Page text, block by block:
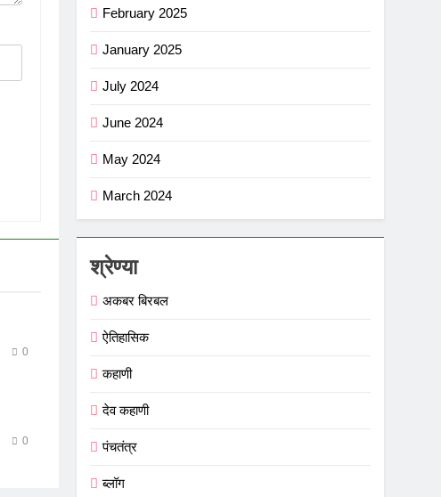
0
0
February 2025
January 2025
July 2024
June 2024
May 2024
March 2024
श्रेण्या
अकबर बिरबल
ऐतिहासिक
कहाणी
देव कहाणी
पंचतंत्र
ब्लॉग